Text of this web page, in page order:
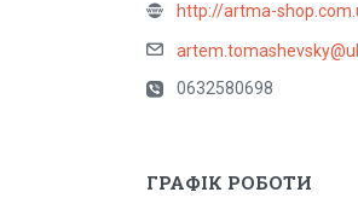
http://artma-
0632580698
ГРАФІК РОБОТИ